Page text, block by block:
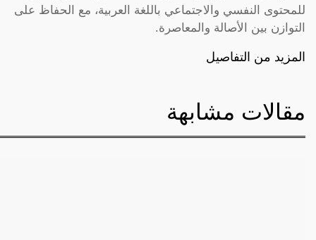
للمحتوى النفسي والاجتماعي باللغة العربية، مع الحفاظ على
التوازن بين الأصالة والمعاصرة.
المزيد من التفاصيل
مقالات مشابهة